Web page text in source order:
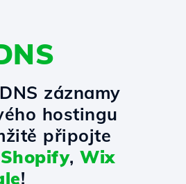
záznamy
hostingu
připojte
Shopify, Wix
!